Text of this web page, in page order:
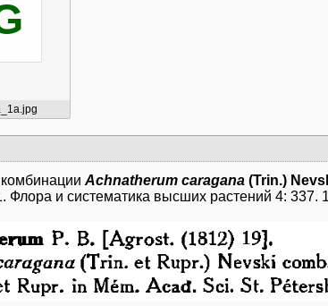
Achnatherum caragana (Trin.)
и систематика высших растений 4: 337.